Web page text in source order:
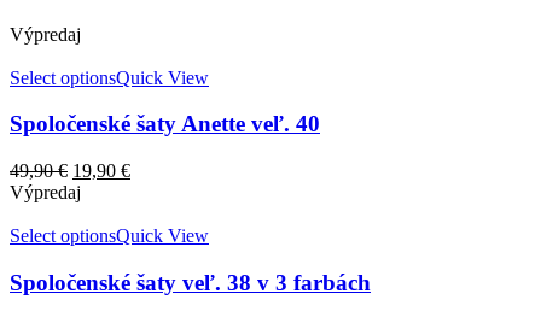
Výpredaj
Select optionsQuick View
Spoločenské šaty Anette veľ. 40
49,90€ 19,90 €
Výpredaj
Select optionsQuick View
Spoločenské šaty veľ. 38 v 3 farbách